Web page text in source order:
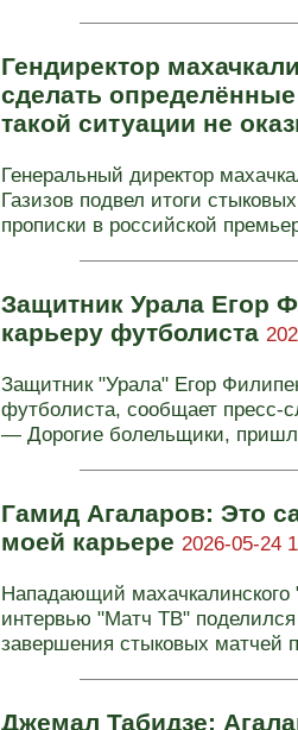
Гендиректор
сделать
такой ситуации не
Генеральный директор
Газизов подвел итоги
прописки в российской
Защитник Урала Егор
карьеру футболиста
Защитник "Урала" Егор
футболиста, сообщает
— Дорогие болельщики,
Гамид Агаларов: Это
моей карьере 2026-05-24
Нападающий
интервью "Матч ТВ"
завершения стыковых матчей
Джемал Табидзе: